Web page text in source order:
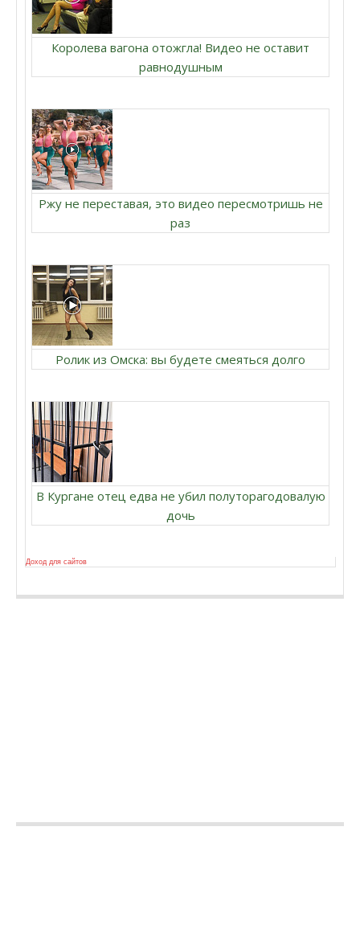
Королева вагона отожгла! Видео не оставит
равнодушным
Ржу не переставая, это видео пересмотришь не
раз
Ролик из Омска: вы будете смеяться долго
В Кургане отец едва не убил полуторагодовалую
дочь
Доход для сайтов